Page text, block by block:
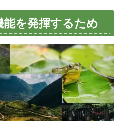
を発揮するため